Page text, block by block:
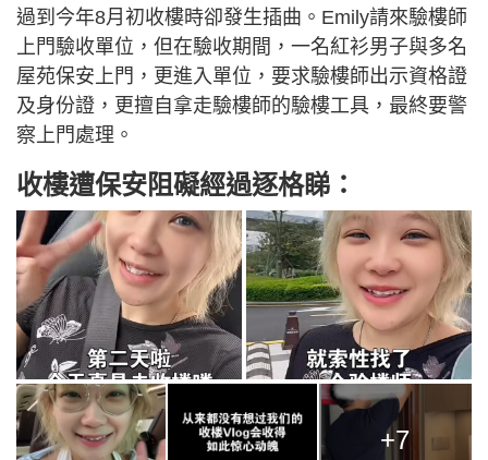
過到今年8月初收樓時卻發生插曲。Emily請來驗樓師
上門驗收單位，但在驗收期間，一名紅衫男子與多名
屋苑保安上門，更進入單位，要求驗樓師出示資格證
及身份證，更擅自拿走驗樓師的驗樓工具，最終要警
察上門處理。
收樓遭保安阻礙經過逐格睇：
+7